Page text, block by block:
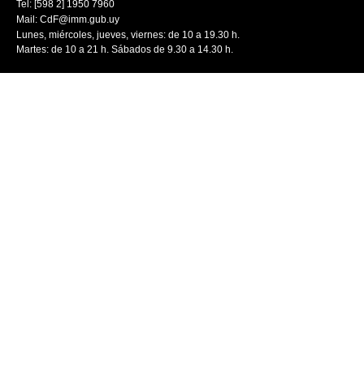
Tel: [598 2] 1950 7960
Mail: CdF@imm.gub.uy
Lunes, miércoles, jueves, viernes: de 10 a 19.30 h.
Martes: de 10 a 21 h. Sábados de 9.30 a 14.30 h.